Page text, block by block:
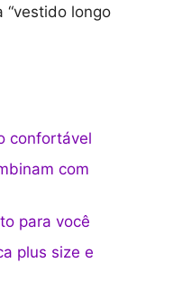
“vestido longo
confortável
com
para você
plus size e